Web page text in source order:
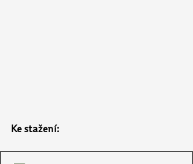
Ke stažení: